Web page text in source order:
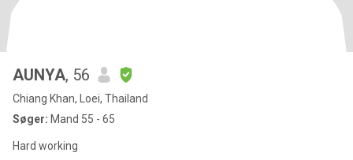
AUNYA, 56
Chiang Khan, Loei, Thailand
Søger: Mand 55 - 65
Hard working